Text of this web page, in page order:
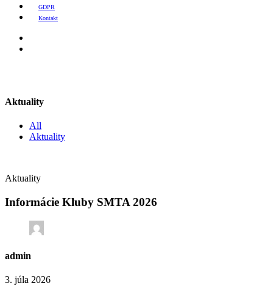
GDPR
Kontakt
Aktuality
All
Aktuality
Aktuality
Informácie Kluby SMTA 2026
admin
3. júla 2026